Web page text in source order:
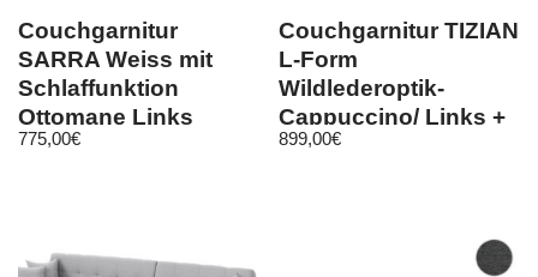
Couchgarnitur
SARRA Weiss mit
Schlaffunktion
Ottomane Links
775,00€
Couchgarnitur TIZIAN
L-Form
Wildlederoptik-
Cappuccino/ Links +
Hocker
899,00€